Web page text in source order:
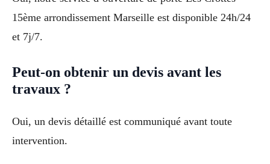
15ème arrondissement Marseille est disponible 24h/24
et 7j/7.
Peut-on obtenir un devis avant les
travaux ?
Oui, un devis détaillé est communiqué avant toute
intervention.